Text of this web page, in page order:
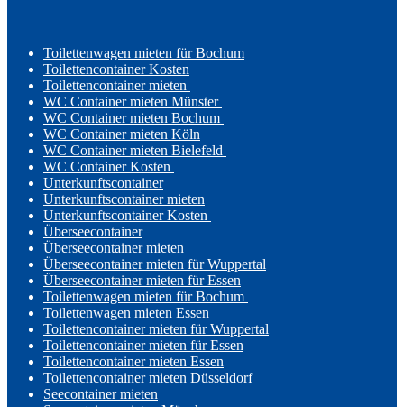
Toilettenwagen mieten für Bochum
Toilettencontainer Kosten
Toilettencontainer mieten
WC Container mieten Münster
WC Container mieten Bochum
WC Container mieten Köln
WC Container mieten Bielefeld
WC Container Kosten
Unterkunftscontainer
Unterkunftscontainer mieten
Unterkunftscontainer Kosten
Überseecontainer
Überseecontainer mieten
Überseecontainer mieten für Wuppertal
Überseecontainer mieten für Essen
Toilettenwagen mieten für Bochum
Toilettenwagen mieten Essen
Toilettencontainer mieten für Wuppertal
Toilettencontainer mieten für Essen
Toilettencontainer mieten Essen
Toilettencontainer mieten Düsseldorf
Seecontainer mieten